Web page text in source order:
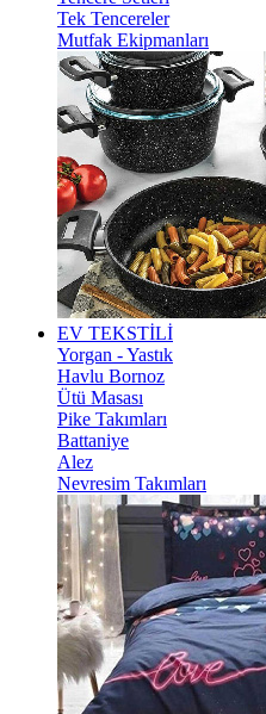
Tek Tencereler
Mutfak Ekipmanları
EV TEKSTİLİ
Yorgan - Yastık
Havlu Bornoz
Ütü Masası
Pike Takımları
Battaniye
Alez
Nevresim Takımları